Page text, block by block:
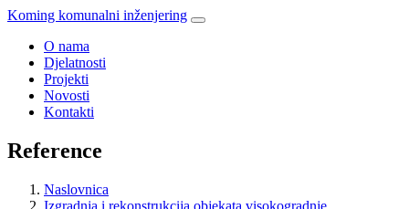
Koming komunalni inženjering
O nama
Djelatnosti
Projekti
Novosti
Kontakti
Reference
Naslovnica
Izgradnja i rekonstrukcija objekata visokogradnje